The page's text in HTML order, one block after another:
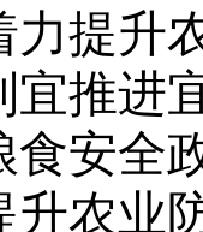
力提升
宜推进
食安全
升农业